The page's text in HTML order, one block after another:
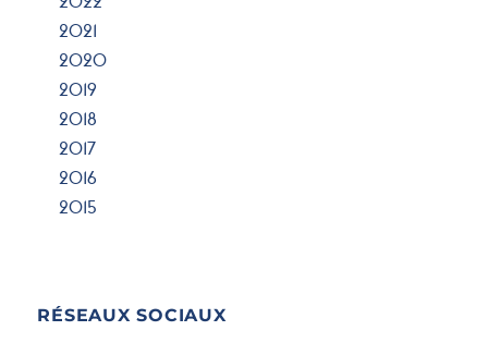
2022
2021
2020
2019
2018
2017
2016
2015
RÉSEAUX SOCIAUX